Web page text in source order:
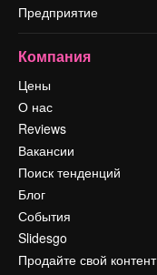
Предприятие
Компания
Цены
О нас
Reviews
Вакансии
Поиск тенденций
Блог
События
Slidesgo
Продайте свой контент